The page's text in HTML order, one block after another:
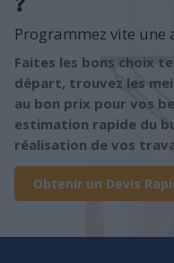
?
Programmez vite une
Faites les bons choix
départ, trouvez les
au bon prix pour vos
estimation rapide du
réalisation de vos
Obtenir un Devis